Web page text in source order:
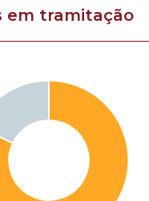
em tramitação